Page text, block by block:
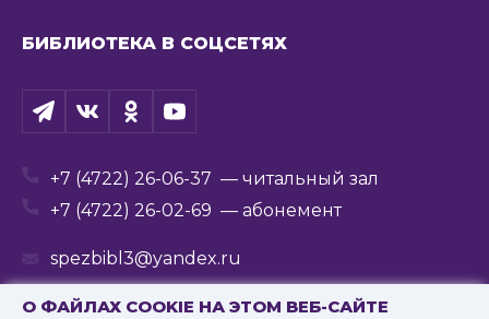
О ФАЙЛАХ COOKIE НА ЭТОМ ВЕБ-САЙТЕ
БИБЛИОТЕКА В СОЦСЕТЯХ
+7 (4722) 26-06-37 — читальный зал
+7 (4722) 26-02-69 — абонемент
spezbibl3@yandex.ru